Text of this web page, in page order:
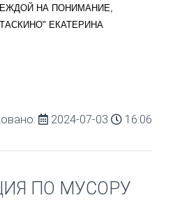
НА ПОНИМАНИЕ,
ЕКАТЕРИНА
2024-07-03 16:06
ПО МУСОРУ